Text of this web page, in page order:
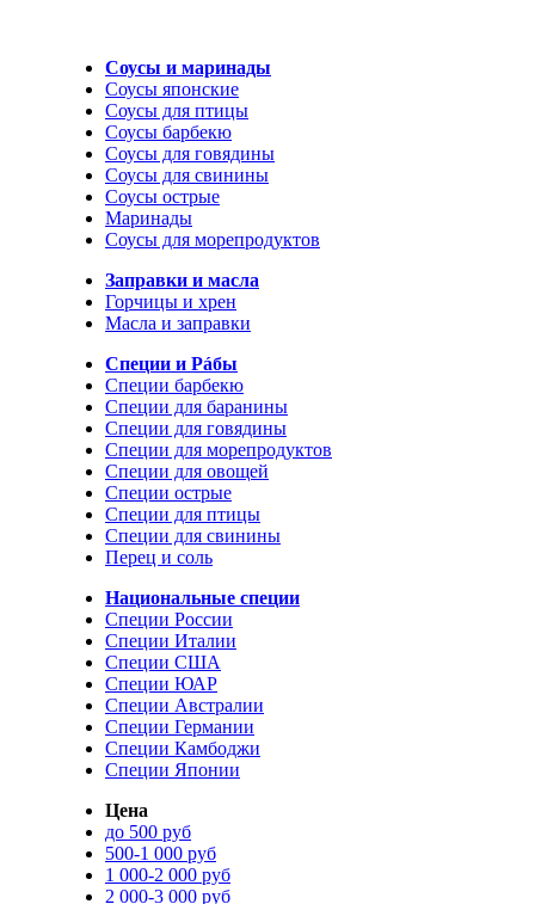
Соусы и маринады
Соусы японские
Соусы для птицы
Соусы барбекю
Соусы для говядины
Соусы для свинины
Соусы острые
Маринады
Соусы для морепродуктов
Заправки и масла
Горчицы и хрен
Масла и заправки
Специи и Рáбы
Специи барбекю
Специи для баранины
Специи для говядины
Специи для морепродуктов
Специи для овощей
Специи острые
Специи для птицы
Специи для свинины
Перец и соль
Национальные специи
Специи России
Специи Италии
Специи США
Специи ЮАР
Специи Австралии
Специи Германии
Специи Камбоджи
Специи Японии
Цена
до 500 руб
500-1 000 руб
1 000-2 000 руб
2 000-3 000 руб